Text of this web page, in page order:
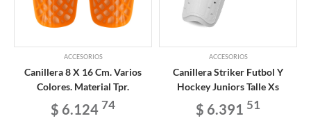
ACCESORIOS
Canillera 8 X 16 Cm. Varios
Colores. Material Tpr.
$ 6.124 74
ACCESORIOS
Canillera Striker Futbol Y
Hockey Juniors Talle Xs
$ 6.391 51